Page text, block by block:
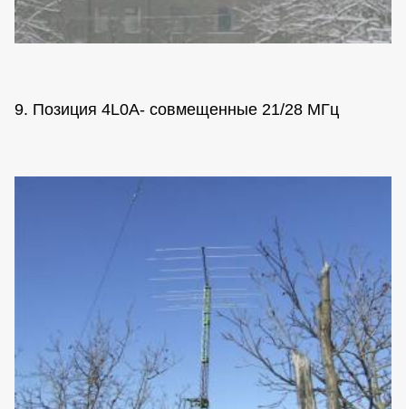
9. Позиция 4L0A- совмещенные 21/28 МГц